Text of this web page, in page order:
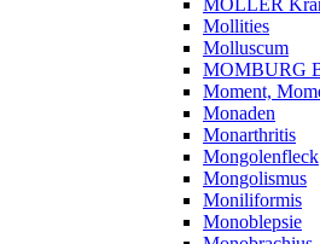
MÖLLER
Mollities
Molluscum
MOMBURG
Moment,
Monaden
Monarthritis
Mongolenfleck
Mongolismus
Moniliformis
Monoblepsie